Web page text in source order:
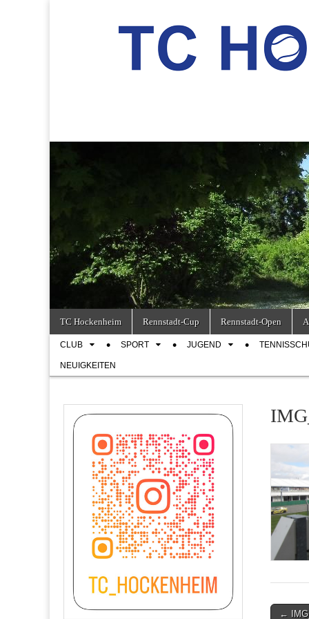
TC Hockenheim
Main
menu
content
TC Hockenheim Rennstadt-Cup Rennstadt-Open
SubCLUB SPORT JUGEND
NEUIGKEITEN
Post←